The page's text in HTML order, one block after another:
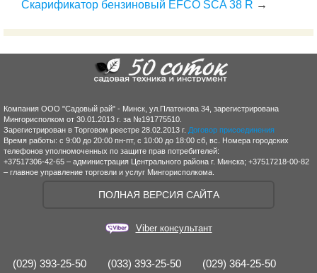
Скарификатор бензиновый EFCO SCA 38 R →
Компания ООО "Садовый рай" - Минск, ул.Платонова 34, зарегистрирована
Мингорисполком от 30.01.2013 г. за №191775510.
Зарегистрирован в Торговом реестре 28.02.2013 г. Договор присоединения
Время работы: с 9:00 до 20:00 пн-пт, с 10:00 до 18:00 сб, вс. Номера городских
телефонов уполномоченных по защите прав потребителей:
+37517306-42-65 – администрация Центрального района г. Минска; +37517218-00-82
– главное управление торговли и услуг Мингорисполкома.
ПОЛНАЯ ВЕРСИЯ САЙТА
Viber консультант
(029) 393-25-50 (033) 393-25-50 (029) 364-25-50